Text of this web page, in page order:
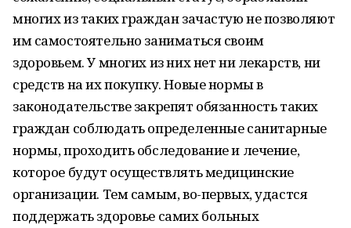
многих из таких граждан зачастую не позволяют
им самостоятельно заниматься своим
здоровьем. У многих из них нет ни лекарств, ни
средств на их покупку. Новые нормы в
законодательстве закрепят обязанность таких
граждан соблюдать определенные санитарные
нормы, проходить обследование и лечение,
которое будут осуществлять медицинские
организации. Тем самым, во-первых, удастся
поддержать здоровье самих больных